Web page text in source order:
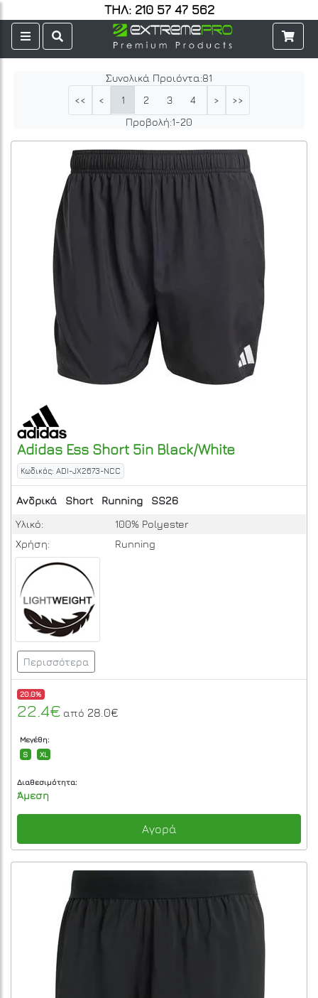
ΤΗΛ: 210 57 47 562
Συνολικά Προιόντα:81
<<
< 1 2 3 4 5
>
>>
Προβολή:1-20
Adidas Ess Short 5in Black/White
Κωδικός: ADI-JX2673-NCC
Ανδρικά Short Running
SS26
Υλικό:
100% Polyester
Χρήση:
Running
Περισσότερα
20.0%
22.4€ από 28.0€
Μεγέθη:
S
XL
Διαθεσιμότητα:
Άμεση
Αγορά